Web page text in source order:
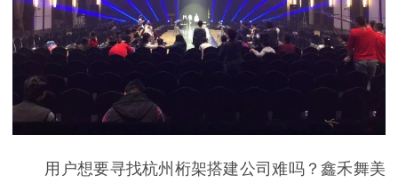
用户想要寻找杭州桁架搭建公司难吗？鑫禾舞美